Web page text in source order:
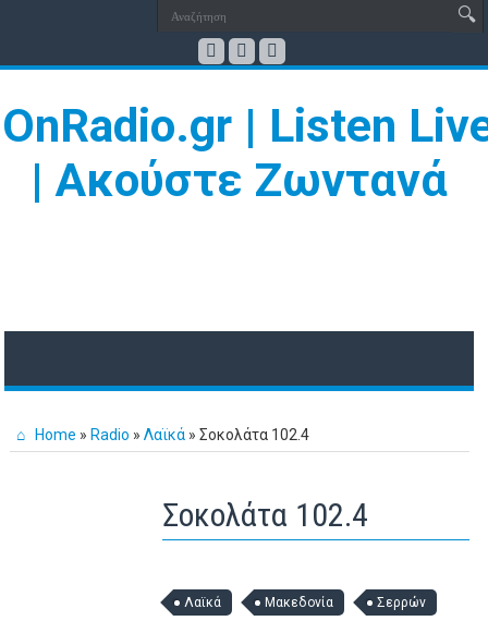
Home » Radio » Λαϊκά » Σοκολάτα 102.4
Σοκολάτα 102.4
Λαϊκά Μακεδονία Σερρών